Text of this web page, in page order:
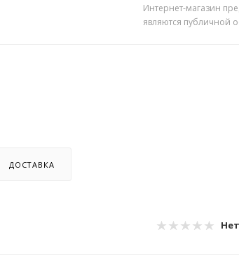
Интернет-магазин
являются публичной
ДОСТАВКА